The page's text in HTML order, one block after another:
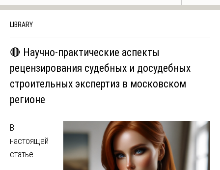
LIBRARY
🔴 Научно-практические аспекты
рецензирования судебных и досудебных
строительных экспертиз в московском
регионе
В
настоящей
статье